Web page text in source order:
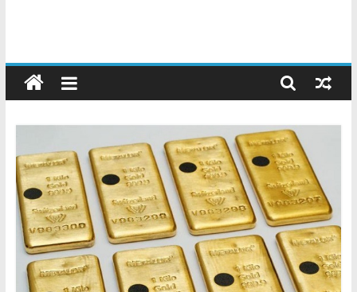
Chatarreros
–
Precio
de
Chatarra
Directorio